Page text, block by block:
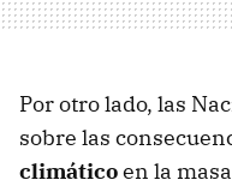
Por otro lado, las
sobre las
climáticoen la